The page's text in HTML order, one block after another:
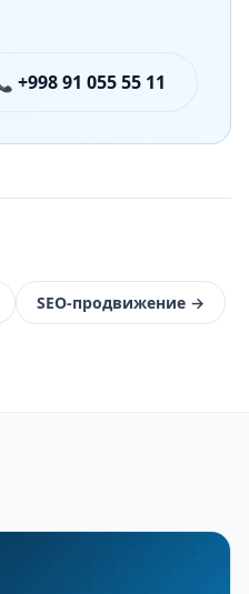
+998 91 055 55 11
SEO-продвижение →